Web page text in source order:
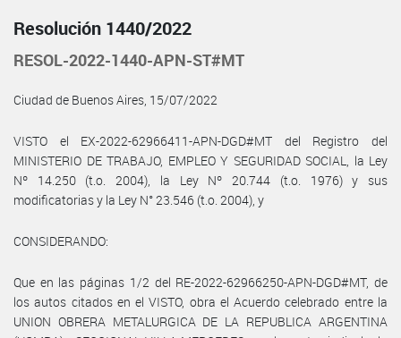
Resolución 1440/2022
RESOL-2022-1440-APN-ST#MT
Ciudad de Buenos Aires, 15/07/2022
VISTO el EX-2022-62966411-APN-DGD#MT del Registro del
MINISTERIO DE TRABAJO, EMPLEO Y SEGURIDAD SOCIAL, la Ley
Nº 14.250 (t.o. 2004), la Ley Nº 20.744 (t.o. 1976) y sus
modificatorias y la Ley N° 23.546 (t.o. 2004), y
CONSIDERANDO:
Que en las páginas 1/2 del RE-2022-62966250-APN-DGD#MT, de
los autos citados en el VISTO, obra el Acuerdo celebrado entre la
UNION OBRERA METALURGICA DE LA REPUBLICA ARGENTINA